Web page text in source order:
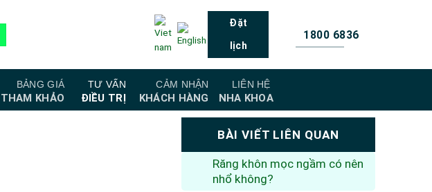
Đặt
lịch
1800 6836
BẢNG GIÁ
THAM KHẢO
TƯ VẤN
ĐIỀU TRỊ
CẢM NHẬN
KHÁCH HÀNG
LIÊN HỆ
NHA KHOA
BÀI VIẾT LIÊN QUAN
Răng khôn mọc ngầm có nên
nhổ không?